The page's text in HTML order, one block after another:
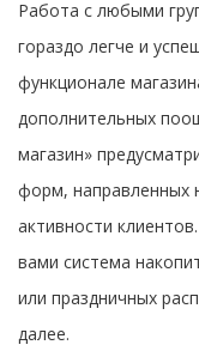
Работа с любыми
гораздо легче и
функционале
дополнительных
магазин»
форм, направленных
активности
вами система
или праздничных
далее.